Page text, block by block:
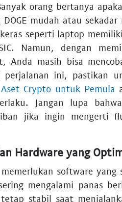
orang bertanya
mudah atau sekadar
seperti laptop
Namun, dengan
Anda masih bisa
ini, pastikan
Crypto untuk Pemula
Jangan lupa
jika ingin mengerti
Hardware yang
software yang
mengalami panas
stabil saat